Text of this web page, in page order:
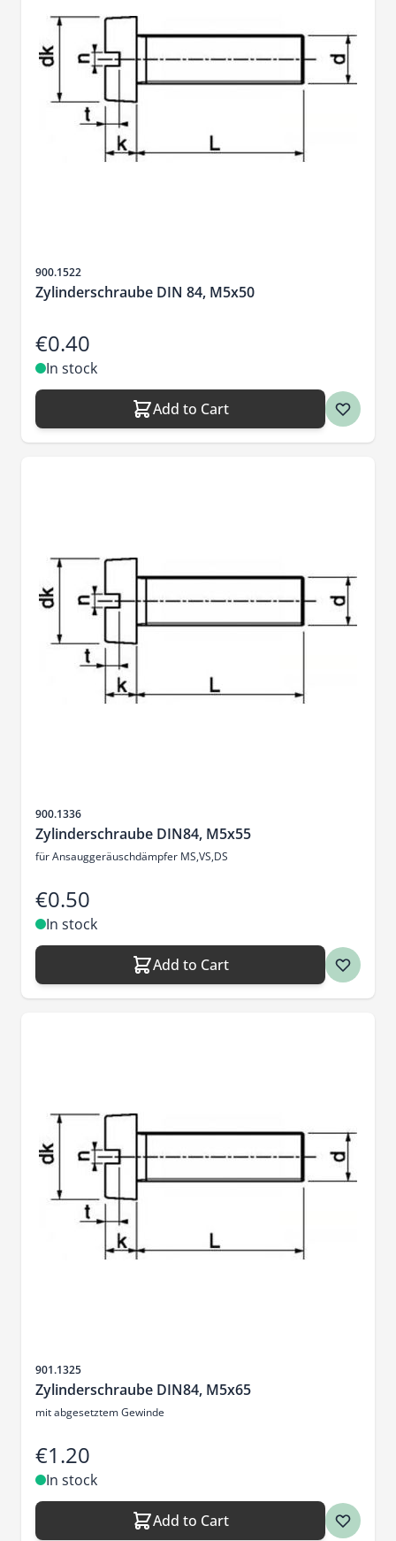
Sku
900.1522
Zylinderschraube DIN 84, M5x50
€0.40
In stock
Add to Cart
Sku
900.1336
Zylinderschraube DIN84, M5x55
für Ansauggeräuschdämpfer MS,VS,DS
€0.50
In stock
Add to Cart
Sku
901.1325
Zylinderschraube DIN84, M5x65
mit abgesetztem Gewinde
€1.20
In stock
Add to Cart